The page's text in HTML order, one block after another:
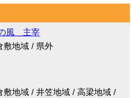
風 主宰
敷地域 / 県外
地域 / 井笠地域 / 高梁地域 /